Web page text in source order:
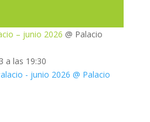
– junio 2026 @ Palacio
a las 19:30